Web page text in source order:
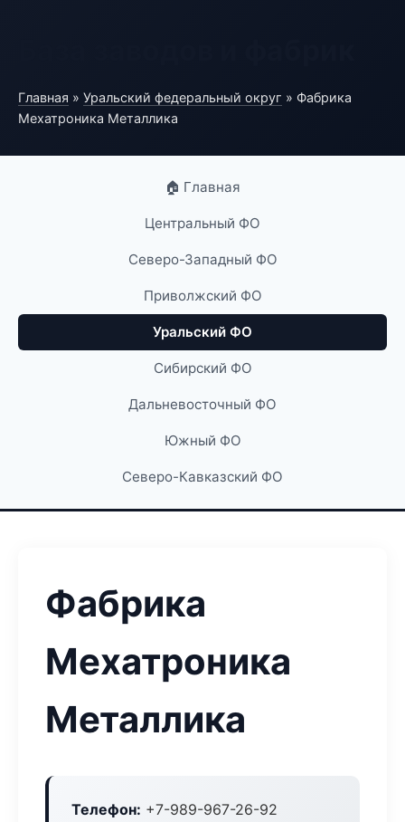
Главная » Уральский федеральный округ » Фабрика
Мехатроника Металлика
🏠 Главная
Центральный ФО
Северо-Западный ФО
Приволжский ФО
Уральский ФО
Сибирский ФО
Дальневосточный ФО
Южный ФО
Северо-Кавказский ФО
Фабрика
Мехатроника
Металлика
Телефон: +7-989-967-26-92